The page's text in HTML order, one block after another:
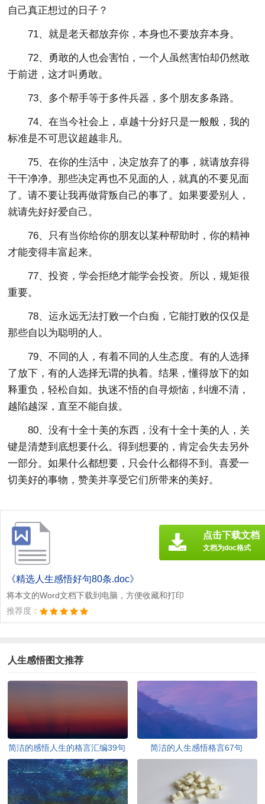
自己真正想过的日子？
71、就是老天都放弃你，本身也不要放弃本身。
72、勇敢的人也会害怕，一个人虽然害怕却仍然敢
于前进，这才叫勇敢。
73、多个帮手等于多件兵器，多个朋友多条路。
74、在当今社会上，卓越十分好只是一般般，我的
标准是不可思议超越非凡。
75、在你的生活中，决定放弃了的事，就请放弃得
干干净净。那些决定再也不见面的人，就真的不要见面
了。请不要让我再做背叛自己的事了。如果要爱别人，
就请先好好爱自己。
76、只有当你给你的朋友以某种帮助时，你的精神
才能变得丰富起来。
77、投资，学会拒绝才能学会投资。所以，规矩很
重要。
78、运永远无法打败一个白痴，它能打败的仅仅是
那些自以为聪明的人。
79、不同的人，有着不同的人生态度。有的人选择
了放下，有的人选择无谓的执着。结果，懂得放下的如
释重负，轻松自如。执迷不悟的自寻烦恼，纠缠不清，
越陷越深，直至不能自拔。
80、没有十全十美的东西，没有十全十美的人，关
键是清楚到底想要什么。得到想要的，肯定会失去另外
一部分。如果什么都想要，只会什么都得不到。喜爱一
切美好的事物，赞美并享受它们所带来的美好。
《精选人生感悟好句80条.doc》
将本文的Word文档下载到电脑，方便收藏和打印
推荐度：
点击下载文档
文档为doc格式
人生感悟图文推荐
简洁的感悟人生的格言汇编39句 简洁的人生感悟格言67句